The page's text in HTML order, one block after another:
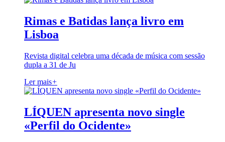
Rimas e Batidas lança livro em
Lisboa
Revista digital celebra uma década de música com sessão
dupla a 31 de Ju
Ler mais+
LÍQUEN apresenta novo single
«Perfil do Ocidente»